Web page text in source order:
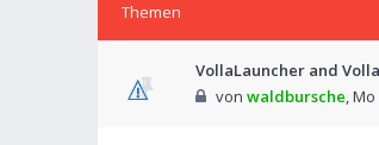
Themen
VollaLauncher and
von waldbursche,Mo